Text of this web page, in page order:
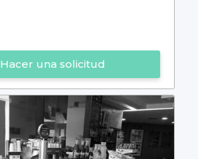
Hacer una solicitud